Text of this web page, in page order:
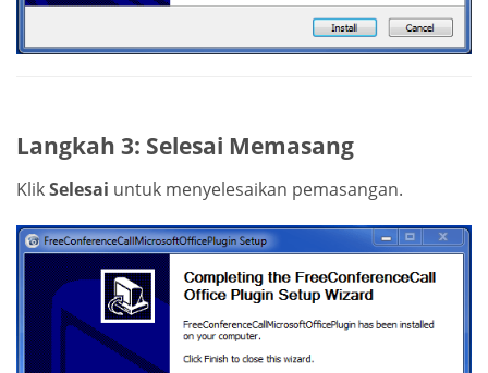
Langkah 3: Selesai Memasang
KlikSelesai untuk menyelesaikan pemasangan.